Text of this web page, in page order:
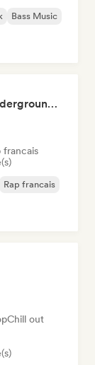
Bass Music
Boom Bap Generation 💥 Underground Hip-Hop, East Coast & Jazz Rap
francais
Rap francais
Chill out